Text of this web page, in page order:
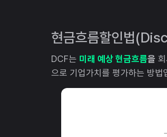
현금흐름할인법
DCF는 미래 예상 현금흐름을
으로 기업가치를 평가하는 방법